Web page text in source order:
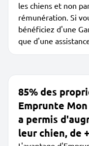
les chiens et non
rémunération. Si
bénéficiez d'une
que d'une
85% des
Emprunte
a permis
leur chien, de